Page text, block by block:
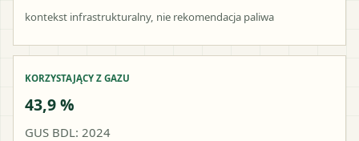
kontekst infrastrukturalny, nie rekomendacja paliwa
KORZYSTAJĄCY Z GAZU
43,9 %
GUS BDL: 2024